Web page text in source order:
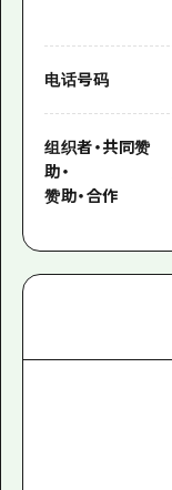
电话号码
组织者・共同赞
助・
赞助・合作